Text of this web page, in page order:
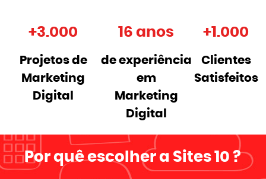
+3.000
Projetos de
Marketing
Digital
16 anos
de experiência
em
Marketing
Digital
+1.000
Clientes
Satisfeitos
Por quê escolher a Sites 10 ?